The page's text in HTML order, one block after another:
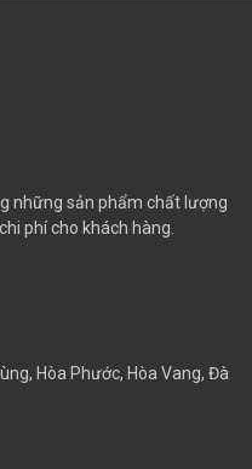
những sản phẩm chất lượng
phí cho khách hàng.
Hòa Phước, Hòa Vang, Đà